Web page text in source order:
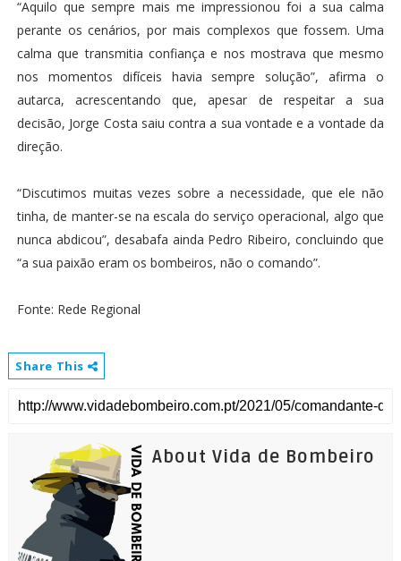
“Aquilo que sempre mais me impressionou foi a sua calma
perante os cenários, por mais complexos que fossem. Uma
calma que transmitia confiança e nos mostrava que mesmo
nos momentos difíceis havia sempre solução”, afirma o
autarca, acrescentando que, apesar de respeitar a sua
decisão, Jorge Costa saiu contra a sua vontade e a vontade da
direção.
“Discutimos muitas vezes sobre a necessidade, que ele não
tinha, de manter-se na escala do serviço operacional, algo que
nunca abdicou”, desabafa ainda Pedro Ribeiro, concluindo que
“a sua paixão eram os bombeiros, não o comando”.
Fonte: Rede Regional
Share This
About Vida de Bombeiro